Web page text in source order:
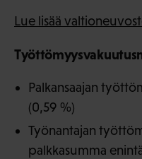
Lue lisää
Palkansaajan
(0,59 %)
Työnantajan
palkkasumma